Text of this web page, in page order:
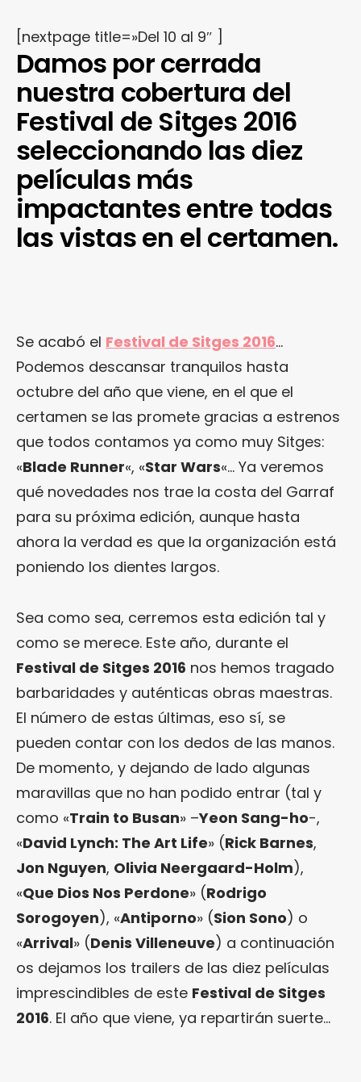
[nextpage title=»Del 10 al 9″ ]
Damos por cerrada
nuestra cobertura del
Festival de Sitges 2016
seleccionando las diez
películas más
impactantes entre todas
las vistas en el certamen.
Se acabó el Festival de Sitges 2016…
Podemos descansar tranquilos hasta
octubre del año que viene, en el que el
certamen se las promete gracias a estrenos
que todos contamos ya como muy Sitges:
«Blade Runner«, «Star Wars«… Ya veremos
qué novedades nos trae la costa del Garraf
para su próxima edición, aunque hasta
ahora la verdad es que la organización está
poniendo los dientes largos.
Sea como sea, cerremos esta edición tal y
como se merece. Este año, durante el
Festival de Sitges 2016 nos hemos tragado
barbaridades y auténticas obras maestras.
El número de estas últimas, eso sí, se
pueden contar con los dedos de las manos.
De momento, y dejando de lado algunas
maravillas que no han podido entrar (tal y
como «Train to Busan» –Yeon Sang-ho-,
«David Lynch: The Art Life» (Rick Barnes,
Jon Nguyen, Olivia Neergaard-Holm),
«Que Dios Nos Perdone» (Rodrigo
Sorogoyen), «Antiporno» (Sion Sono) o
«Arrival» (Denis Villeneuve) a continuación
os dejamos los trailers de las diez películas
imprescindibles de este Festival de Sitges
2016. El año que viene, ya repartirán suerte…